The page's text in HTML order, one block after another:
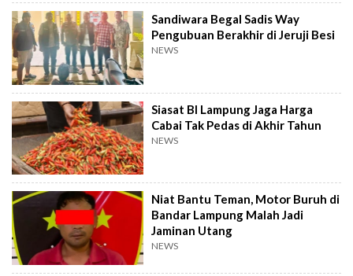
Sandiwara Begal Sadis Way
Pengubuan Berakhir di Jeruji Besi
NEWS
Siasat BI Lampung Jaga Harga
Cabai Tak Pedas di Akhir Tahun
NEWS
Niat Bantu Teman, Motor Buruh di
Bandar Lampung Malah Jadi
Jaminan Utang
NEWS